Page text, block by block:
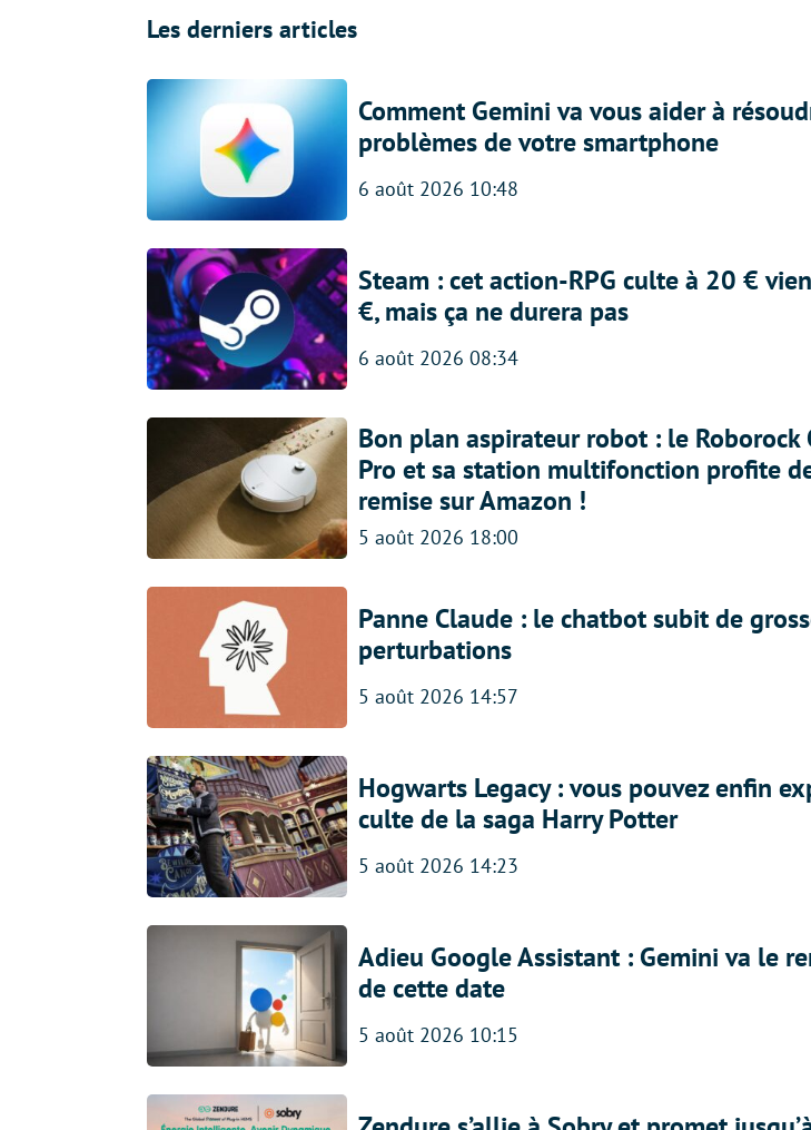
Les derniers articles
Comment Gemini va vous aider à
problèmes de votre smartphone
6 août 2026 10:48
Steam : cet action-RPG culte à 20 €
€, mais ça ne durera pas
6 août 2026 08:34
Bon plan aspirateur robot : le Roborock
Pro et sa station multifonction profite
remise sur Amazon !
5 août 2026 18:00
Panne Claude : le chatbot subit de
perturbations
5 août 2026 14:57
Hogwarts Legacy : vous pouvez enfin
culte de la saga Harry Potter
5 août 2026 14:23
Adieu Google Assistant : Gemini va le
de cette date
5 août 2026 10:15